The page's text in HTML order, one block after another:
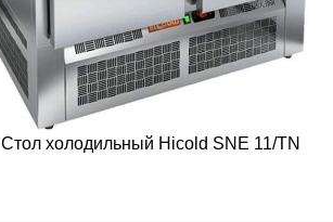
Стол холодильный Hicold SNE 11/TN